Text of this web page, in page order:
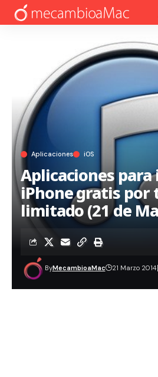
Aplicaciones iOS
Aplicaciones para
iPhone gratis por
limitado (21 de
ByMecambioaMac 21 Marzo 2014